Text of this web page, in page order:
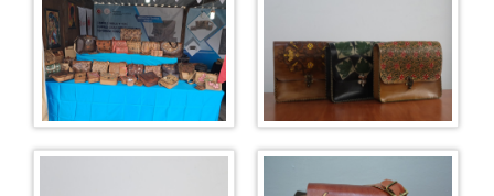
İŞYURTLARI
DERİ ÇANTA ATÖLYESİ
İLETİŞİM